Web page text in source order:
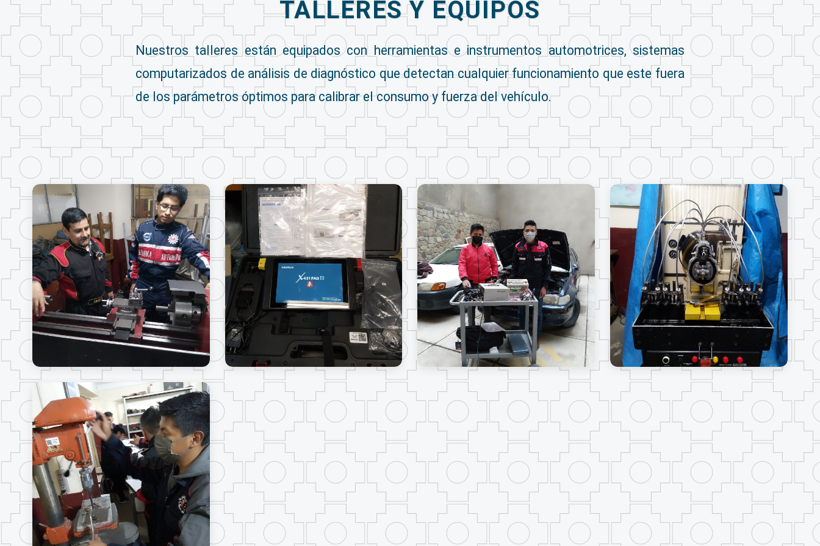
TALLERES Y EQUIPOS
Nuestros talleres están equipados con herramientas e instrumentos automotrices, sistemas
computarizados de análisis de diagnóstico que detectan cualquier funcionamiento que este fuera
de los parámetros óptimos para calibrar el consumo y fuerza del vehículo.